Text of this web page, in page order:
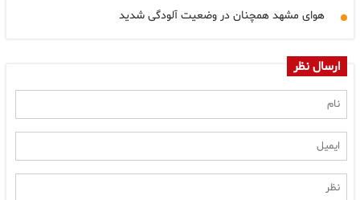
هوای مشهد همچنان در وضعیت آلودگی شدید
ارسال نظر